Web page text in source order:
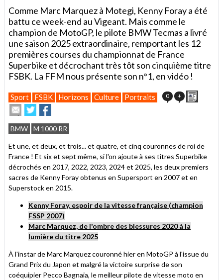
Comme Marc Marquez à Motegi, Kenny Foray a été
battu ce week-end au Vigeant. Mais comme le
champion de MotoGP, le pilote BMW Tecmas a livré
une saison 2025 extraordinaire, remportant les 12
premières courses du championnat de France
Superbike et décrochant très tôt son cinquième titre
FSBK. La FFM nous présente son n°1, en vidéo !
Sport FSBK Horizons Culture Portraits 0 +
Envoyer
cet
article
à
un
ami
Partager
sur
Twitter
sur
Facebook
BMW M 1000 RR
Et une, et deux, et trois... et quatre, et cinq couronnes de roi de
France ! Et six et sept même, si l'on ajoute à ses titres Superbike
décrochés en 2017, 2022, 2023, 2024 et 2025, les deux premiers
sacres de Kenny Foray obtenus en Supersport en 2007 et en
Superstock en 2015.
Kenny Foray, espoir de la vitesse française (champion
FSSP 2007)
Marc Marquez, de l'ombre des blessures 2020 à la
lumière du titre 2025
À l'instar de Marc Marquez couronné hier en MotoGP à l'issue du
Grand Prix du Japon et malgré la victoire surprise de son
coéquipier Pecco Bagnaia, le meilleur pilote de vitesse moto en